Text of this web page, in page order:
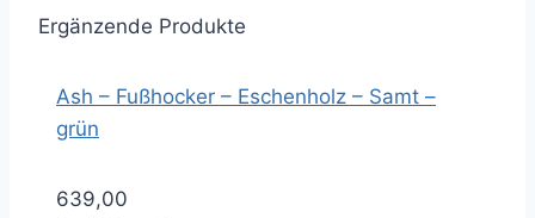
Ergänzende Produkte
Ash – Fußhocker – Eschenholz – Samt –
grün
639,00